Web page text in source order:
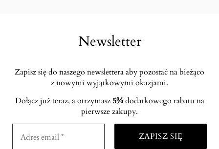
Newsletter
Zapisz się do naszego newslettera aby pozostać na bieżąco
z nowymi wyjątkowymi okazjami.
Dołącz już teraz, a otrzymasz 5%dodatkowego rabatu na
pierwsze zakupy.